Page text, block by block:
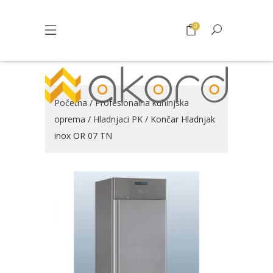
0
Početna /Profesionalna kuhinjska
oprema / Hladnjaci PK / Končar Hladnjak
inox OR 07 TN